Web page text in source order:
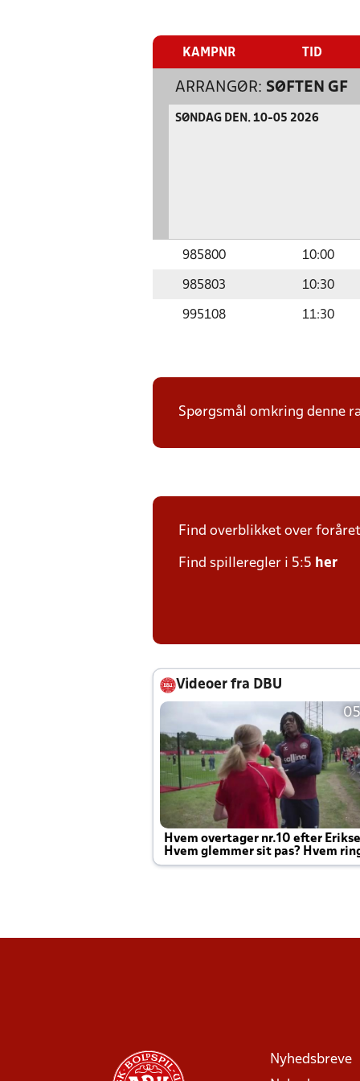
KAMPNR TID
ARRANGØR: SØFTEN GF
SØNDAG DEN. 10-05 2026
985800 10:00
985803 10:30
995108 11:30
Spørgsmål omkring denne
Find overblikket over
Find spilleregler i 5:5 her
Videoer fra DBU
Hvem overtager nr.10 efter
Hvem glemmer sit pas? Hvem
Joachim altid til efter kampe?
Nyhedsbreve